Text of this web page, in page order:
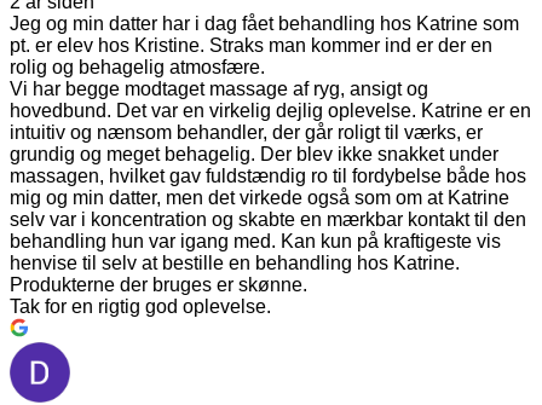
Jeg og min datter har i dag fået behandling hos Katrine som
pt. er elev hos Kristine. Straks man kommer ind er der en
rolig og behagelig atmosfære.
Vi har begge modtaget massage af ryg, ansigt og
hovedbund. Det var en virkelig dejlig oplevelse. Katrine er en
intuitiv og nænsom behandler, der går roligt til værks, er
grundig og meget behagelig. Der blev ikke snakket under
massagen, hvilket gav fuldstændig ro til fordybelse både hos
mig og min datter, men det virkede også som om at Katrine
selv var i koncentration og skabte en mærkbar kontakt til den
behandling hun var igang med. Kan kun på kraftigeste vis
henvise til selv at bestille en behandling hos Katrine.
Produkterne der bruges er skønne.
Tak for en rigtig god oplevelse.